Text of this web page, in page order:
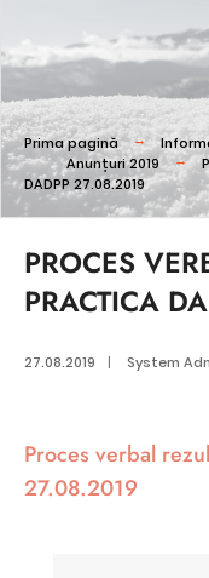
Prima pagină
Anunțuri 2019
DADPP 27.08.2019
PROCES
PRACTICA
27.08.2019 | System
Proces verbal
27.08.2019